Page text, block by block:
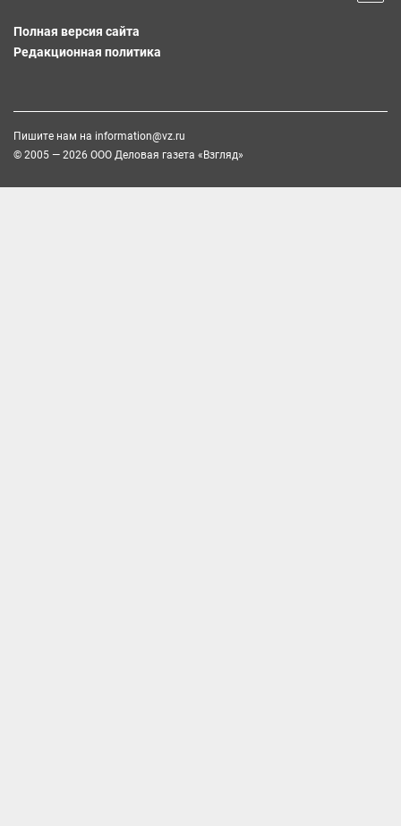
Полная версия сайта
Редакционная политика
Пишите нам на information@vz.ru
© 2005 — 2026 ООО Деловая газета «Взгляд»